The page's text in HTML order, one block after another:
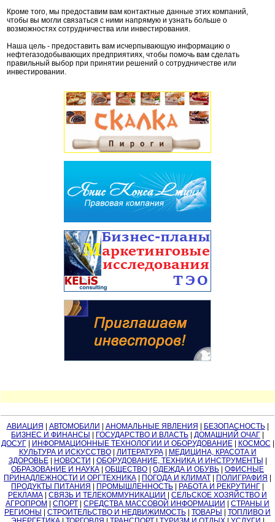
Кроме того, мы предоставим вам контактные данные этих компаний,
чтобы вы могли связаться с ними напрямую и узнать больше о
возможностях сотрудничества или инвестирования.
Наша цель - предоставить вам исчерпывающую информацию о
нефтегазодобывающих предприятиях, чтобы помочь вам сделать
правильный выбор при принятии решений о сотрудничестве или
инвестировании.
АВИАЦИЯ АВТОМОБИЛИ АНОМАЛЬНЫЕ ЯВЛЕНИЯ БЕЗОПАСНОСТЬ|
БИЗНЕС И ФИНАНСЫ
ГОСУДАРСТВО И ВЛАСТЬ ДОМАШНИЙ ОЧАГ
ДОСУГ| ИНФОРМАЦИОННЫЕ ТЕХНОЛОГИИ И ОБОРУДОВАНИЕ| КОСМОС
КУЛЬТУРА И ИСКУССТВО| ЛИТЕРАТУРА|
МЕДИЦИНА, КРАСОТА И
ЗДОРОВЬЕ| НОВОСТИ ОБОРУДОВАНИЕ, ТЕХНИКА И ИНСТРУМЕНТЫ
ОБРАЗОВАНИЕ И НАУКА
ОБЩЕСТВО ОДЕЖДА И ОБУВЬ
ОФИСНЫЕ
ПРИНАДЛЕЖНОСТИ И ОРГТЕХНИКА
ПОГОДА И КЛИМАТ ПОЛИГРАФИЯ
ПРОДУКТЫ ПИТАНИЯ
ПРОМЫШЛЕННОСТЬ РАБОТА И РЕКРУТИНГ
РЕКЛАМА
СВЯЗЬ И ТЕЛЕКОММУНИКАЦИИ
СЕЛЬСКОЕ ХОЗЯЙСТВО И
АГРОПРОМ
СПОРТ СРЕДСТВА МАССОВОЙ ИНФОРМАЦИИ
СТРАНЫ И
РЕГИОНЫ
СТРОИТЕЛЬСТВО И НЕДВИЖИМОСТЬ ТОВАРЫ
ТОПЛИВО И